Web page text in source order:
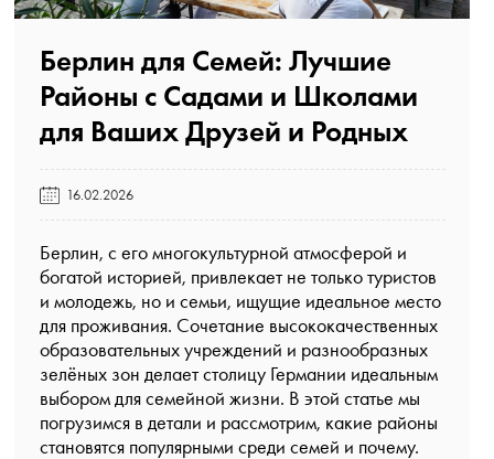
Берлин для Семей: Лучшие
Районы с Садами и Школами
для Ваших Друзей и Родных️
16.02.2026
Берлин, с его многокультурной атмосферой и
богатой историей, привлекает не только туристов
и молодежь, но и семьи, ищущие идеальное место
для проживания. Сочетание высококачественных
образовательных учреждений и разнообразных
зелёных зон делает столицу Германии идеальным
выбором для семейной жизни. В этой статье мы
погрузимся в детали и рассмотрим, какие районы
становятся популярными среди семей и почему.